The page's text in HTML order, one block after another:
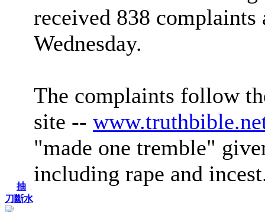
抽
刀斷水
received 838
Wednesday.
The complaints follow
site --
"made one tremble"
including rape and